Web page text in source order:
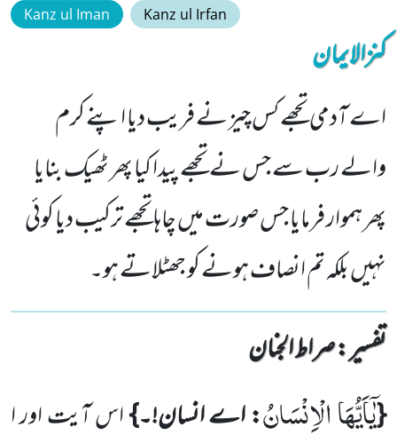
Kanz ul Iman Kanz ul Irfan
کنزالایمان
اے آدمی تجھے کس چیز نے فریب دیا اپنے کرم
والے رب سے جس نے تجھے پیدا کیا پھر ٹھیک بنایا
پھر ہموار فرمایا جس صورت میں چاہا تجھے ترکیب دیا کوئی
نہیں بلکہ تم انصاف ہونے کو جھٹلاتے ہو۔
تفسیر : ‎صراط الجنان
{یٰۤاَیُّهَا الْاِنْسَانُ: اے انسان!۔}اس آیت اور ا